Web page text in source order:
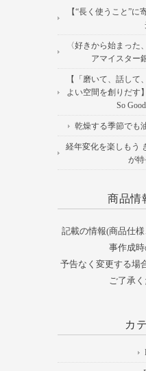
【“長く使うこと”
〈好きから始まっ
アマイスター
【「磨いて、話し
よい空間を創りだす
So
乾燥する季節でも
経年変化を楽しもう
が
商品情
記載の情報(商品仕
事作成時
予告なく変更する場
ご了承く
カ